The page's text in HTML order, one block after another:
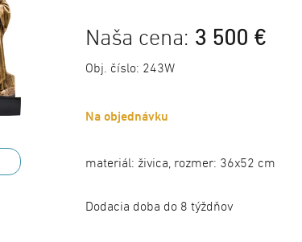
Naša cena: 3 500 €
Obj. číslo: 243W
Na objednávku
materiál: živica, rozmer: 36x52 cm
Dodacia doba do 8 týždňov